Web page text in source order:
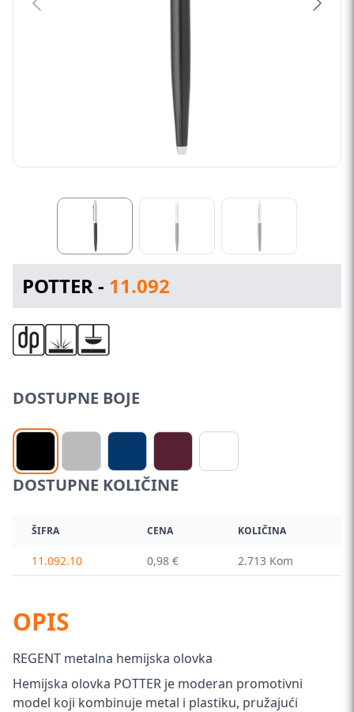
POTTER - 11.092
DOSTUPNE BOJE
DOSTUPNE KOLIČINE
ŠIFRA CENA KOLIČINA
11.092.10 0,98 € 2.713 Kom
OPIS
REGENT metalna hemijska olovka
Hemijska olovka POTTER je moderan promotivni
model koji kombinuje metal i plastiku, pružajući